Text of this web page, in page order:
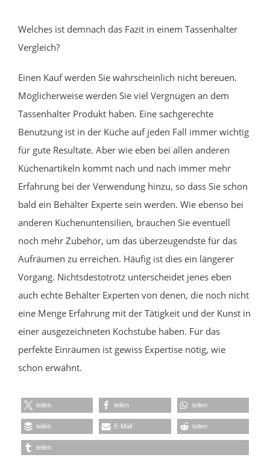
Welches ist demnach das Fazit in einem Tassenhalter
Vergleich?
Einen Kauf werden Sie wahrscheinlich nicht bereuen.
Möglicherweise werden Sie viel Vergnügen an dem
Tassenhalter Produkt haben. Eine sachgerechte
Benutzung ist in der Küche auf jeden Fall immer wichtig
für gute Resultate. Aber wie eben bei allen anderen
Küchenartikeln kommt nach und nach immer mehr
Erfahrung bei der Verwendung hinzu, so dass Sie schon
bald ein Behälter Experte sein werden. Wie ebenso bei
anderen Küchenuntensilien, brauchen Sie eventuell
noch mehr Zubehör, um das überzeugendste für das
Aufräumen zu erreichen. Häufig ist dies ein längerer
Vorgang. Nichtsdestotrotz unterscheidet jenes eben
auch echte Behälter Experten von denen, die noch nicht
eine Menge Erfahrung mit der Tätigkeit und der Kunst in
einer ausgezeichneten Kochstube haben. Für das
perfekte Einräumen ist gewiss Expertise nötig, wie
schon erwähnt.
teilen teilen teilen
teilen E-Mail teilen
teilen